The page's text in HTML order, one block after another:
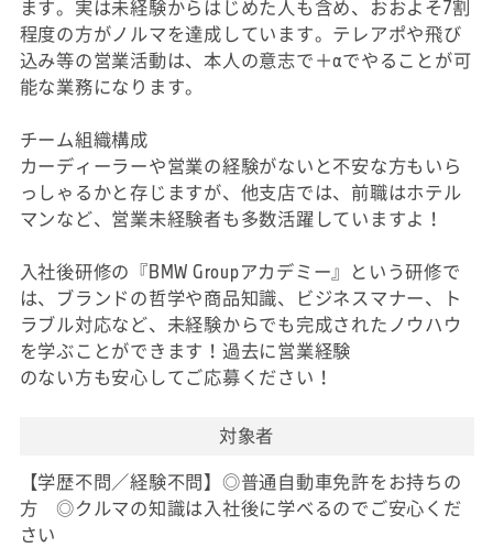
ます。実は未経験からはじめた人も含め、おおよそ7割
程度の方がノルマを達成しています。テレアポや飛び
込み等の営業活動は、本人の意志で＋αでやることが可
能な業務になります。
チーム組織構成
カーディーラーや営業の経験がないと不安な方もいら
っしゃるかと存じますが、他支店では、前職はホテル
マンなど、営業未経験者も多数活躍していますよ！
入社後研修の『BMW Groupアカデミー』という研修で
は、ブランドの哲学や商品知識、ビジネスマナー、ト
ラブル対応など、未経験からでも完成されたノウハウ
を学ぶことができます！過去に営業経験
のない方も安心してご応募ください！
対象者
【学歴不問／経験不問】◎普通自動車免許をお持ちの
方 ◎クルマの知識は入社後に学べるのでご安心くだ
さい